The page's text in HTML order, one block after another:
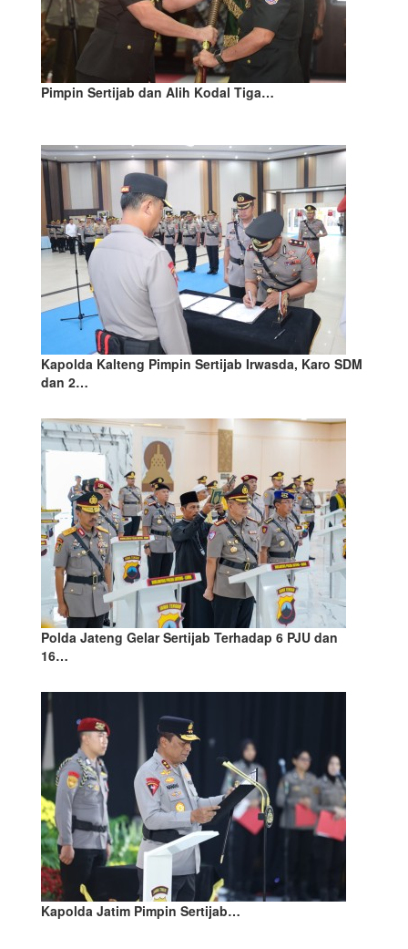
Pimpin Sertijab dan Alih Kodal Tiga…
Kapolda Kalteng Pimpin Sertijab Irwasda, Karo SDM
dan 2…
Polda Jateng Gelar Sertijab Terhadap 6 PJU dan
16…
Kapolda Jatim Pimpin Sertijab…